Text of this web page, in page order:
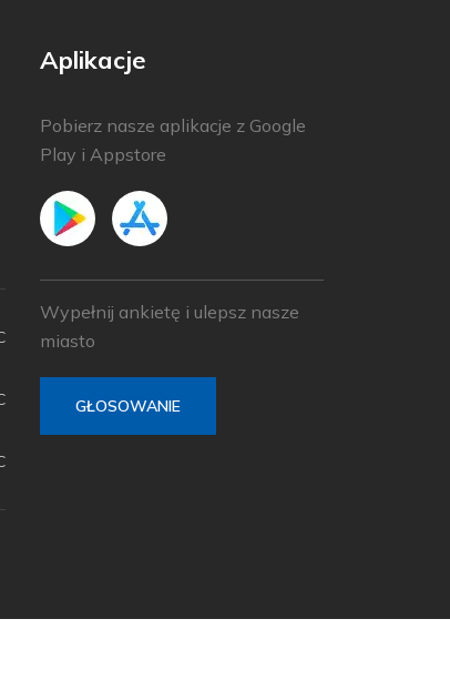
Aplikacje
Pobierz nasze aplikacje z Google
Play i Appstore
Wypełnij ankietę i ulepsz nasze
miasto
GŁOSOWANIE